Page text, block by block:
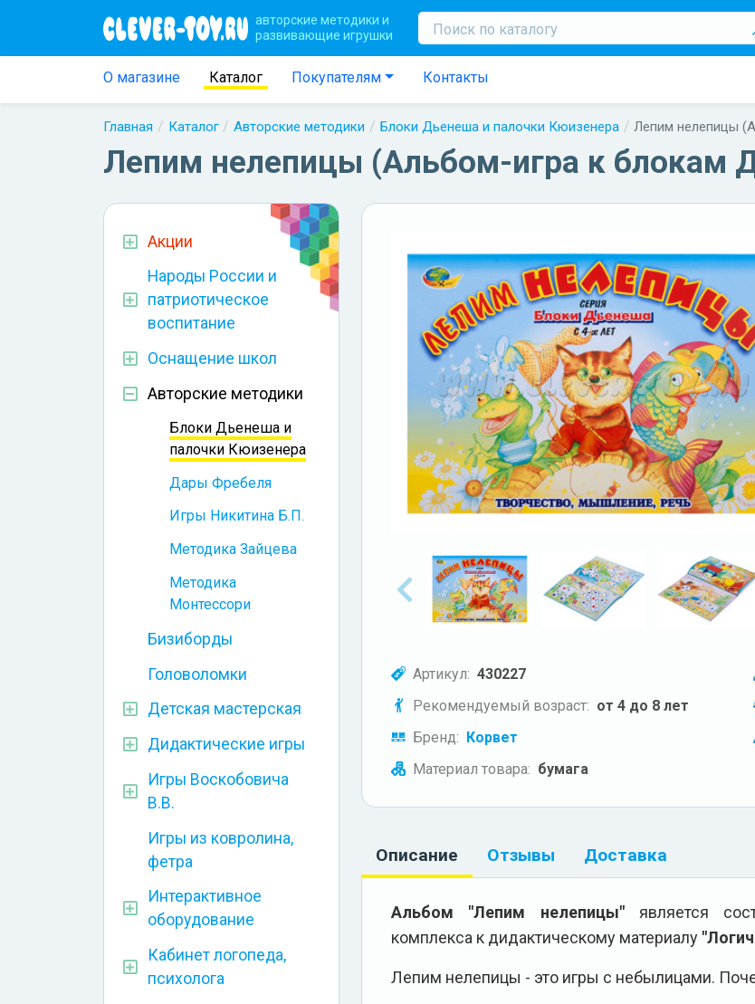
авторские методики и
развивающие игрушки
О магазине Каталог Покупателям Контакты
Главная Каталог Авторские методики Блоки Дьенеша и палочки Кюизенера Лепим нелепицы
Лепим нелепицы (Альбом-игра к блокам
Акции
Народы России и
патриотическое
воспитание
Оснащение школ
Авторские методики
Блоки Дьенеша и
палочки Кюизенера
Дары Фребеля
Игры Никитина Б.П.
Методика Зайцева
Методика
Монтессори
Бизиборды
Головоломки
Детская мастерская
Дидактические игры
Игры Воскобовича
В.В.
Игры из ковролина,
фетра
Интерактивное
оборудование
Кабинет логопеда,
психолога
Артикул: 430227
Рекомендуемый возраст: от 4 до 8 лет
Бренд: Корвет
Материал товара: бумага
Описание Отзывы Доставка
Альбом "Лепим нелепицы"является
комплекса к дидактическому материалу
Лепим нелепицы - это игры с небылицами.